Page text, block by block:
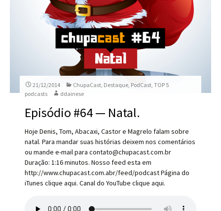
21/12/2014 ChupaCast, Destaque, PodCast,TOP 5
podcasts
ddainese
Episódio #64 — Natal.
Hoje Denis, Tom, Abacaxi, Castor e Magrelo falam sobre
natal. Para mandar suas histórias deixem nos comentários
ou mande e-mail para contato@chupacast.com.br
Duração: 1:16 minutos. Nosso feed esta em
http://www.chupacast.com.abr/feed/podcast Página do
iTunes clique aqui. Canal do YouTube clique aqui.